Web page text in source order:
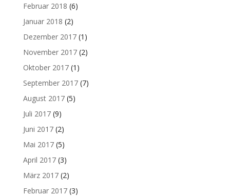
Februar 2018 (6)
Januar 2018 (2)
Dezember 2017(1)
November 2017(2)
Oktober 2017(1)
September 2017(7)
August 2017(5)
Juli 2017(9)
Juni 2017(2)
Mai 2017(5)
April 2017(3)
März 2017(2)
Februar 2017(3)